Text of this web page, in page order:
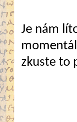
Je nám
zkuste to